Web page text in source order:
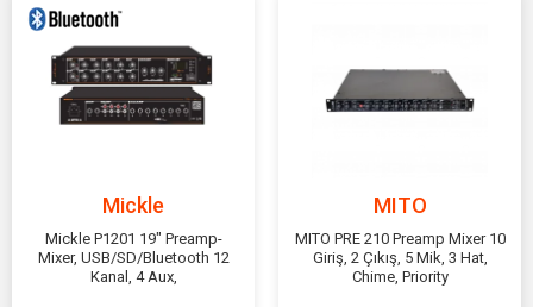
Mickle
Mickle P1201 19" Preamp-
Mixer, USB/SD/Bluetooth 12
Kanal, 4 Aux,
MITO
MITO PRE 210 Preamp Mixer 10
Giriş, 2 Çıkış, 5 Mik, 3 Hat,
Chime, Priority